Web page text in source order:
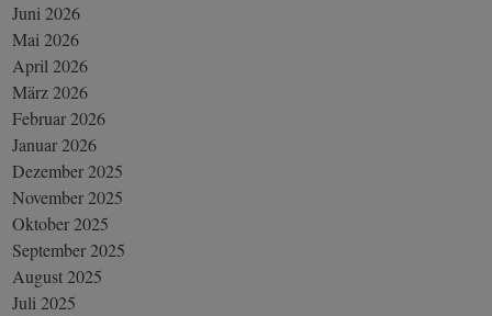
Juni 2026
Mai 2026
April 2026
März 2026
Februar 2026
Januar 2026
Dezember 2025
November 2025
Oktober 2025
September 2025
August 2025
Juli 2025